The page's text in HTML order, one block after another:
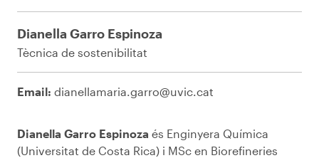
Dianella Garro Espinoza
Tècnica de sostenibilitat
Email: dianellamaria.garro@uvic.cat
Dianella Garro Espinoza és Enginyera Química
(Universitat de Costa Rica) i MSc en Biorefineries